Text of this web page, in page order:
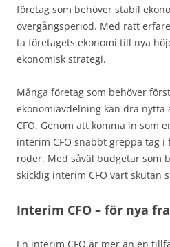
företag som behöver stabil
övergångsperiod. Med rätt
ta företagets ekonomi till nya
ekonomisk strategi.
Många företag som behöver
ekonomiavdelning kan dra
CFO. Genom att komma in som
interim CFO snabbt greppa tag i
roder. Med såväl budgetar som
skicklig interim CFO vart skutan
Interim CFO – för nya
En interim CFO är mer än en